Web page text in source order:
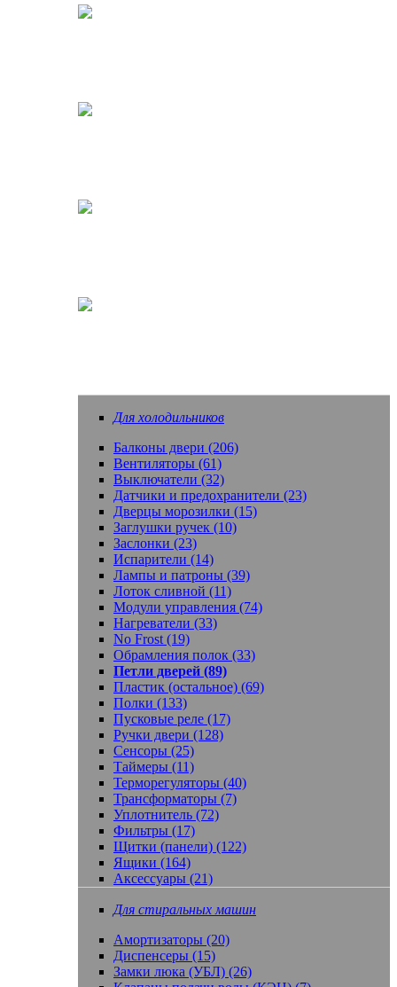
Для холодильников
Балконы двери (206)
Вентиляторы (61)
Выключатели (32)
Датчики и предохранители (23)
Дверцы морозилки (15)
Заглушки ручек (10)
Заслонки (23)
Испарители (14)
Лампы и патроны (39)
Лоток сливной (11)
Модули управления (74)
Нагреватели (33)
No Frost (19)
Обрамления полок (33)
Петли дверей (89)
Пластик (остальное) (69)
Полки (133)
Пусковые реле (17)
Ручки двери (128)
Сенсоры (25)
Таймеры (11)
Терморегуляторы (40)
Трансформаторы (7)
Уплотнитель (72)
Фильтры (17)
Щитки (панели) (122)
Ящики (164)
Аксессуары (21)
Для стиральных машин
Амортизаторы (20)
Диспенсеры (15)
Замки люка (УБЛ) (26)